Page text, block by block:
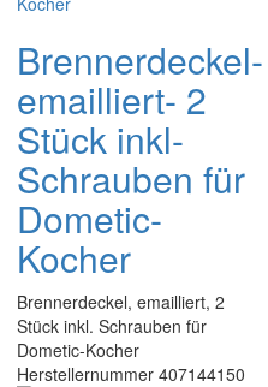
Brennerdeckel-
emailliert- 2
Stück inkl-
Schrauben für
Dometic-
Kocher
Brennerdeckel, emailliert, 2
Stück inkl. Schrauben für
Dometic-Kocher
Herstellernummer 407144150